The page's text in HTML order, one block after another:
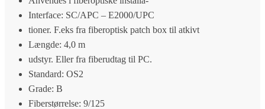
Interface: SC/APC – E2000/UPC
tioner. F.eks fra fiberoptisk patch box til atkivt
Længde: 4,0 m
udstyr. Eller fra fiberudtag til PC.
Standard: OS2
Grade: B
Fiberstørrelse: 9/125